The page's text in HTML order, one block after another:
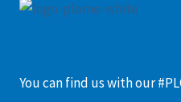
You can find us with our